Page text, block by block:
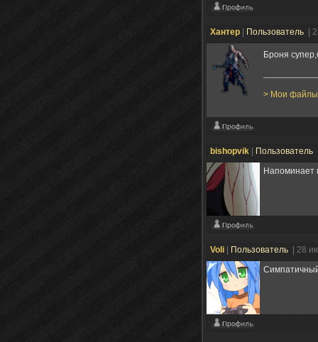
Хaнтер Пользователь |
Броня
> Мои
bishopvik Пользователь
Напоминает
Voli Пользователь
| 28